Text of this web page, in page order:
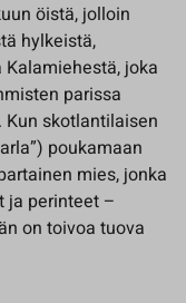
öistä, jolloin
hylkeistä,
joka
parissa
skotlantilaisen
poukamaan
mies, jonka
ja perinteet –
on toivoa tuova